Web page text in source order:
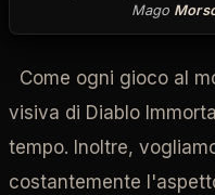
Mago
Come ogni gioco al
visiva di Diablo
tempo. Inoltre,
costantemente